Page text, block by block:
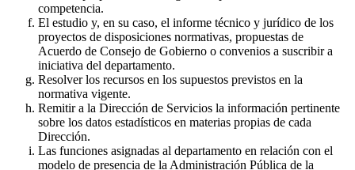
competencia.
El estudio y, en su caso, el informe técnico y jurídico de los
proyectos de disposiciones normativas, propuestas de
Acuerdo de Consejo de Gobierno o convenios a suscribir a
iniciativa del departamento.
Resolver los recursos en los supuestos previstos en la
normativa vigente.
Remitir a la Dirección de Servicios la información pertinente
sobre los datos estadísticos en materias propias de cada
Dirección.
Las funciones asignadas al departamento en relación con el
modelo de presencia de la Administración Pública de la